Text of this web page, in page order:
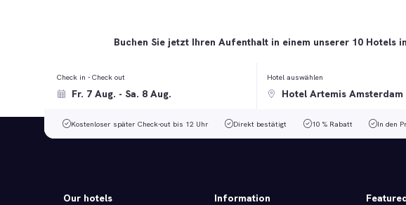
Buchen Sie jetzt Ihren Aufenthalt in einem unserer 10 Hotels
Check in - Check out Hotel auswählen
Kostenloser später Check-out bis 12 Uhr Direkt bestätigt 10 % Rabatt In den
Our hotels Information